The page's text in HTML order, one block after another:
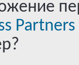
Partners